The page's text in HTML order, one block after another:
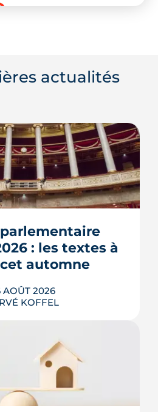
actualités
: les textes à
automne
AOÛT 2026
KOFFEL
d'annonces,
l'heure de vérité
Trois dossiers
projet de loi